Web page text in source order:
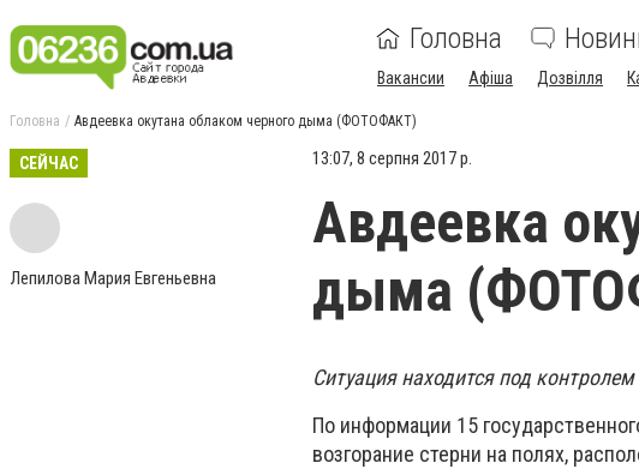
Головна
Вакансии Афіша Дозвілля
Головна Авдеевка окутана облаком черного дыма (ФОТОФАКТ)
CЕЙЧАС
Лепилова Мария Евгеньевна
13:07, 8 серпня 2017 р.
Авдеевка
дыма
Ситуация находится под
По информации 15
возгорание стерни на полях,